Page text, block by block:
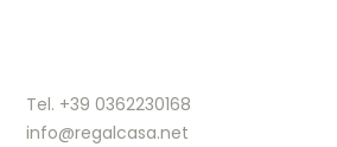
Tel. +39 0362230168
info@regalcasa.net